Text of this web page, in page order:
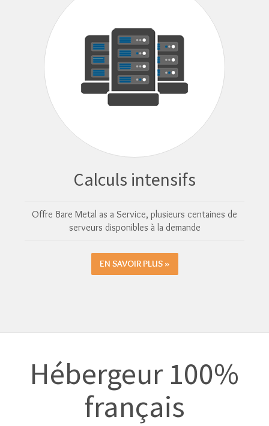
Calculs intensifs
Offre Bare Metal as a Service, plusieurs centaines de
serveurs disponibles à la demande
EN SAVOIR PLUS »
Hébergeur 100%
français